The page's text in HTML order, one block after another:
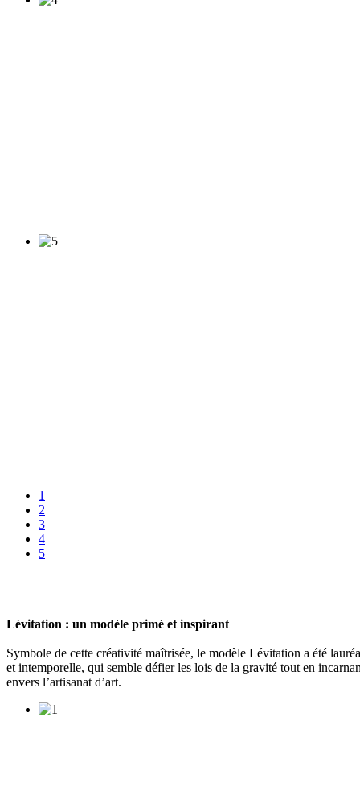
1
2
3
4
5
Lévitation : un modèle primé et inspirant
Symbole de cette créativité maîtrisée, le modèle Lévitation a été
et intemporelle, qui semble défier les lois de la gravité tout en
envers l’artisanat d’art.